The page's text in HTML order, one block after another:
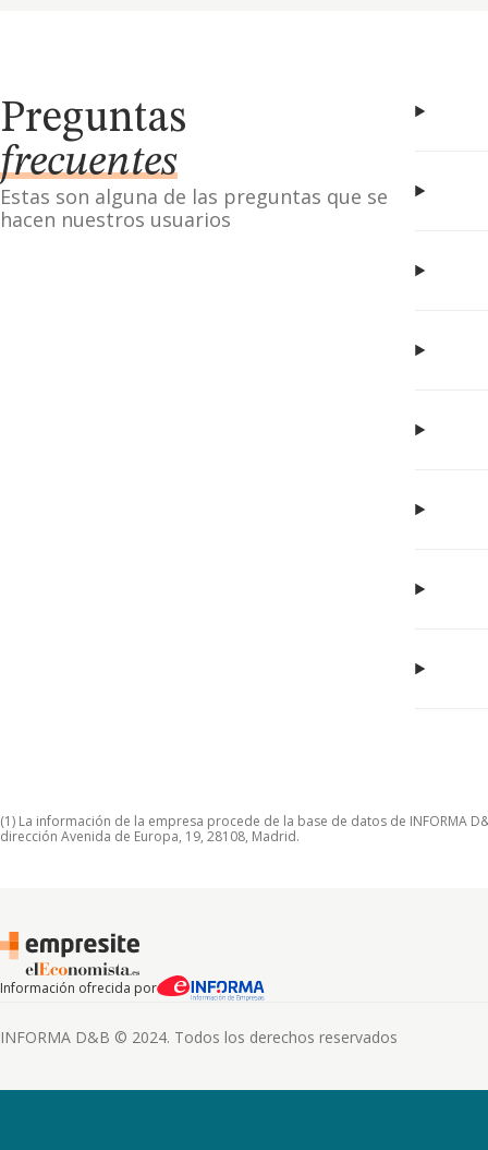
Preguntas
frecuentes
Estas son alguna de las preguntas que se
hacen nuestros usuarios
(1) La información de la empresa procede de la base de datos de INFORMA
dirección Avenida de Europa, 19, 28108, Madrid.
Información ofrecida por
INFORMA D&B © 2024. Todos los derechos reservados